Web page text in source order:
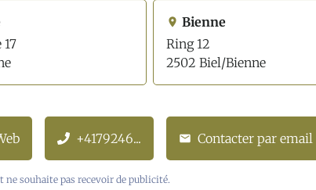
17
Bienne
Ring 12
2502 Biel/Bienne
+4179246... Contacter par email
ne souhaite pas recevoir de publicité.